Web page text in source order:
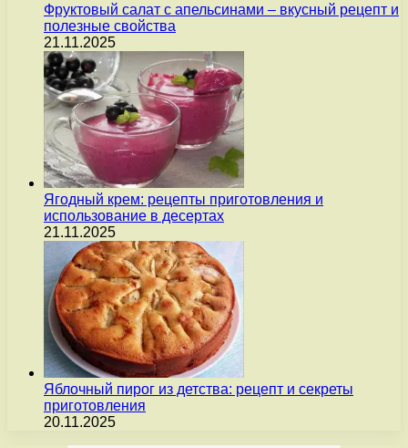
Фруктовый салат с апельсинами – вкусный рецепт и
полезные свойства
21.11.2025
Ягодный крем: рецепты приготовления и
использование в десертах
21.11.2025
Яблочный пирог из детства: рецепт и секреты
приготовления
20.11.2025